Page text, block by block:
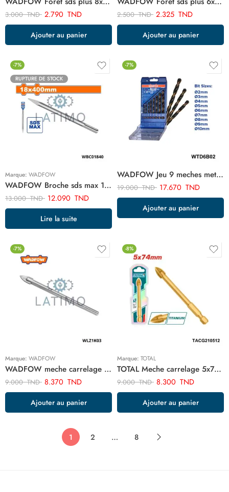
3.000TND 2.790 TND
Ajouter au panier
2.500TND 2.325 TND
Ajouter au panier
-7%
RUPTURE DE STOCK
Marque: WADFOW
WADFOW Broche sds max 18x400mm WBC01840
13.000TND 12.090 TND
Lire la suite
-7%
WADFOW Jeu 9 meches metaux WTD6B02
19.000TND 17.670 TND
Ajouter au panier
-7%
Marque: WADFOW
WADFOW meche carrelage verre 10mm WLZ1K03
9.000TND 8.370 TND
Ajouter au panier
-8%
Marque: TOTAL
TOTAL Meche carrelage 5x74mm TACG210512
9.000TND 8.300 TND
Ajouter au panier
1 2 … 8